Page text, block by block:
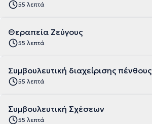
55 λεπτά
Θεραπεία Ζεύγους
55 λεπτά
Συμβουλευτική διαχείρισης πένθους
55 λεπτά
Συμβουλευτική Σχέσεων
55 λεπτά